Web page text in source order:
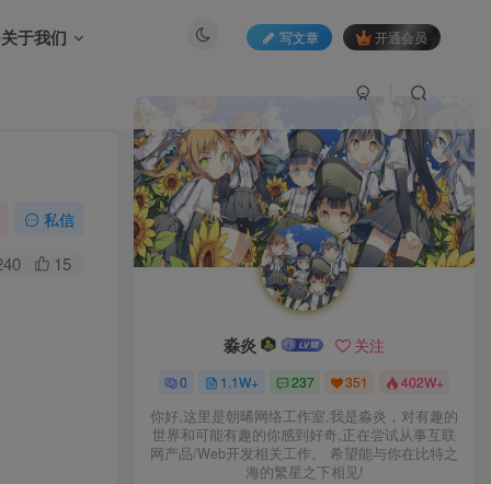
关于我们 写文章 开通会员
私信
15
淼炎 关注
0 1.1W+ 237 351 402W+
你好,这里是朝晞网络工作室,我是淼炎，对有趣的
世界和可能有趣的你感到好奇,正在尝试从事互联
网产品/Web开发相关工作。 希望能与你在比特之
海的繁星之下相见!